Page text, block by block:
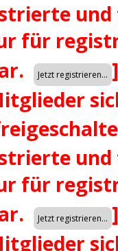
für
]
für
]